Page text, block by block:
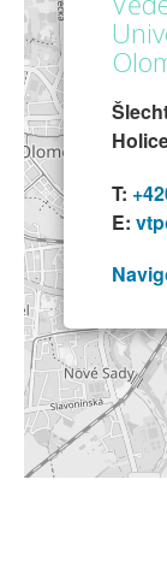
T:
E: